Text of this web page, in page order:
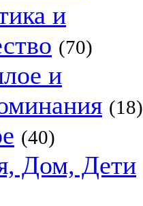
и
(70)
и
(18)
(40)
Дом, Дети